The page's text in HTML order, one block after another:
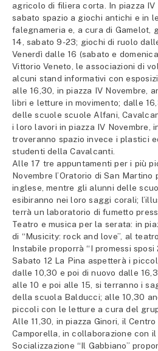
agricolo di filiera corta. In piazza IV
sabato spazio a giochi antichi e in
falegnameria e, a cura di Gamelot,
14, sabato 9-23; giochi di ruolo
Venerdì dalle 16 (sabato e
Vittorio Veneto, le associazioni di
alcuni stand informativi con
alle 16,30, in piazza IV Novembre,
libri e letture in movimento; dalle
delle scuole scuole Alfani,
i loro lavori in piazza IV Novembre,
troveranno spazio invece i plastici
studenti della Cavalcanti.
Alle 17 tre appuntamenti per i più
Novembre l’Oratorio di San
inglese, mentre gli alunni delle
esibiranno nei loro saggi corali;
terrà un laboratorio di fumetto
Teatro e musica per la serata: in
di “Musicity: rock and love”, al
Instabile proporrà “I promessi sposi
Sabato 12 La Pina aspetterà i
dalle 10,30 e poi di nuovo dalle
alle 10 e poi alle 15, si terranno i
della scuola Balducci; alle 10,30
piccoli con le letture a cura del
Alle 11,30, in piazza Ginori, il
Camporella, in collaborazione con il
Socializzazione “Il Gabbiano”